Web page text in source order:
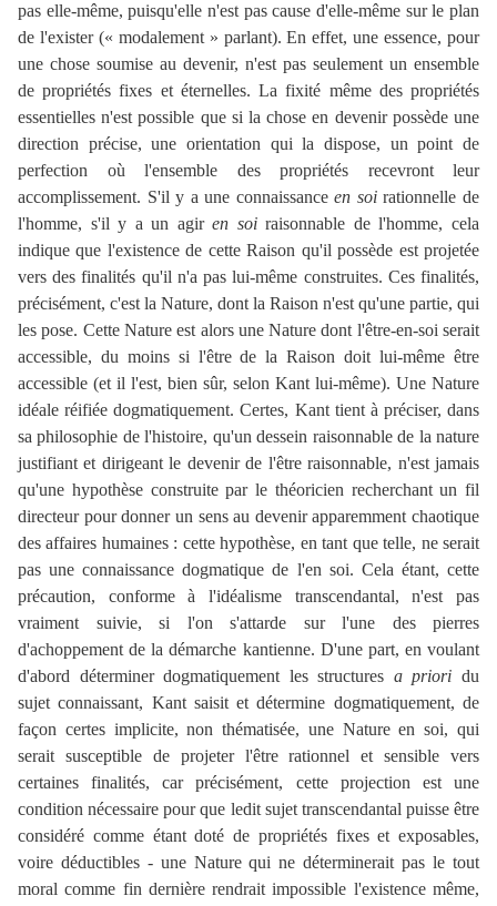
pas elle-même, puisqu'elle n'est pas cause d'elle-même sur le plan
de l'exister (« modalement » parlant). En effet, une essence, pour
une chose soumise au devenir, n'est pas seulement un ensemble
de propriétés fixes et éternelles. La fixité même des propriétés
essentielles n'est possible que si la chose en devenir possède une
direction précise, une orientation qui la dispose, un point de
perfection où l'ensemble des propriétés recevront leur
accomplissement. S'il y a une connaissanceen soirationnelle de
l'homme, s'il y a un agiren soiraisonnable de l'homme, cela
indique que l'existence de cette Raison qu'il possède est projetée
vers des finalités qu'il n'a pas lui-même construites. Ces finalités,
précisément, c'est la Nature, dont la Raison n'est qu'une partie, qui
les pose. Cette Nature est alors une Nature dont l'être-en-soi serait
accessible, du moins si l'être de la Raison doit lui-même être
accessible (et il l'est, bien sûr, selon Kant lui-même). Une Nature
idéale réifiée dogmatiquement. Certes, Kant tient à préciser, dans
sa philosophie de l'histoire, qu'un dessein raisonnable de la nature
justifiant et dirigeant le devenir de l'être raisonnable, n'est jamais
qu'une hypothèse construite par le théoricien recherchant un fil
directeur pour donner un sens au devenir apparemment chaotique
des affaires humaines : cette hypothèse, en tant que telle, ne serait
pas une connaissance dogmatique de l'en soi. Cela étant, cette
précaution, conforme à l'idéalisme transcendantal, n'est pas
vraiment suivie, si l'on s'attarde sur l'une des pierres
d'achoppement de la démarche kantienne. D'une part, en voulant
d'abord déterminer dogmatiquement les structures a priori du
sujet connaissant, Kant saisit et détermine dogmatiquement, de
façon certes implicite, non thématisée, une Nature en soi, qui
serait susceptible de projeter l'être rationnel et sensible vers
certaines finalités, car précisément, cette projection est une
condition nécessaire pour que ledit sujet transcendantal puisse être
considéré comme étant doté de propriétés fixes et exposables,
voire déductibles - une Nature qui ne déterminerait pas le tout
moral comme fin dernière rendrait impossible l'existence même,